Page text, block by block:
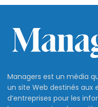
Managers est un média
un site Web destinés aux
d’entreprises pour les